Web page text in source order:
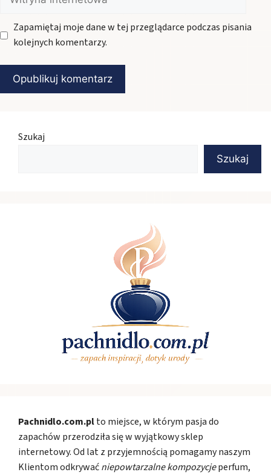
internetowa
Zapamiętaj moje dane w tej przeglądarce podczas pisania
kolejnych komentarzy.
Szukaj
Szukaj
Pachnidlo.com.plto miejsce, w którym pasja do
zapachów przerodziła się w wyjątkowy sklep
internetowy. Od lat z przyjemnością pomagamy naszym
Klientom odkrywaćniepowtarzalne kompozycjeperfum,